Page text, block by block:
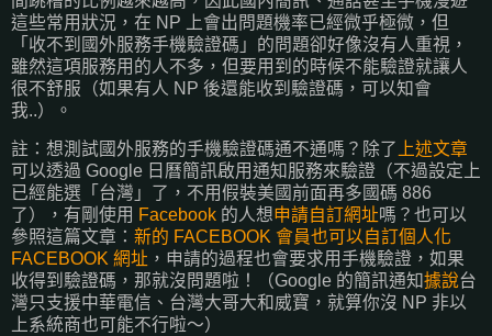
這些常用狀況，在 NP 上會出問題機率已經微乎極微，但
「收不到國外服務手機驗證碼」的問題卻好像沒有人重視，
雖然這項服務用的人不多，但要用到的時候不能驗證就讓人
很不舒服（如果有人 NP 後還能收到驗證碼，可以知會
我..）。
註：想測試國外服務的手機驗證碼通不通嗎？除了 上述文章
可以透過 Google 日曆簡訊啟用通知服務來驗證（不過設定上
已經能選「台灣」了，不用假裝美國前面再多國碼 886
了），有剛使用 Facebook 的人想申請自訂網址嗎？也可以
參照這篇文章： 新的 FACEBOOK 會員也可以自訂個人化
FACEBOOK 網址 ，申請的過程也會要求用手機驗證，如果
收得到驗證碼，那就沒問題啦！（Google 的簡訊通知據說台
灣只支援中華電信、台灣大哥大和威寶，就算你沒 NP 非以
上系統商也可能不行啦～）